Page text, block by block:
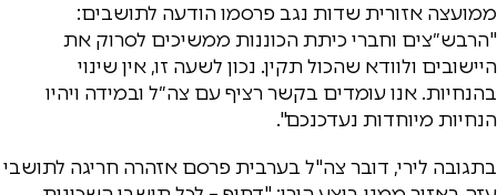
ממועצה אזורית שדות נגב פרסמו הודעה לתושבים:
"הרבש״צים וחברי כיתת הכוננות ממשיכים לסרוק את
היישובים ולוודא שהכול תקין. נכון לשעה זו, אין שינוי
בהנחיות. אנו עומדים בקשר רציף עם צה״ל ובמידה ויהיו
הנחיות מיוחדות נעדכנכם".
בתגובה לירי, דובר צה"ל בערבית פרסם אזהרה חריגה לתושבי